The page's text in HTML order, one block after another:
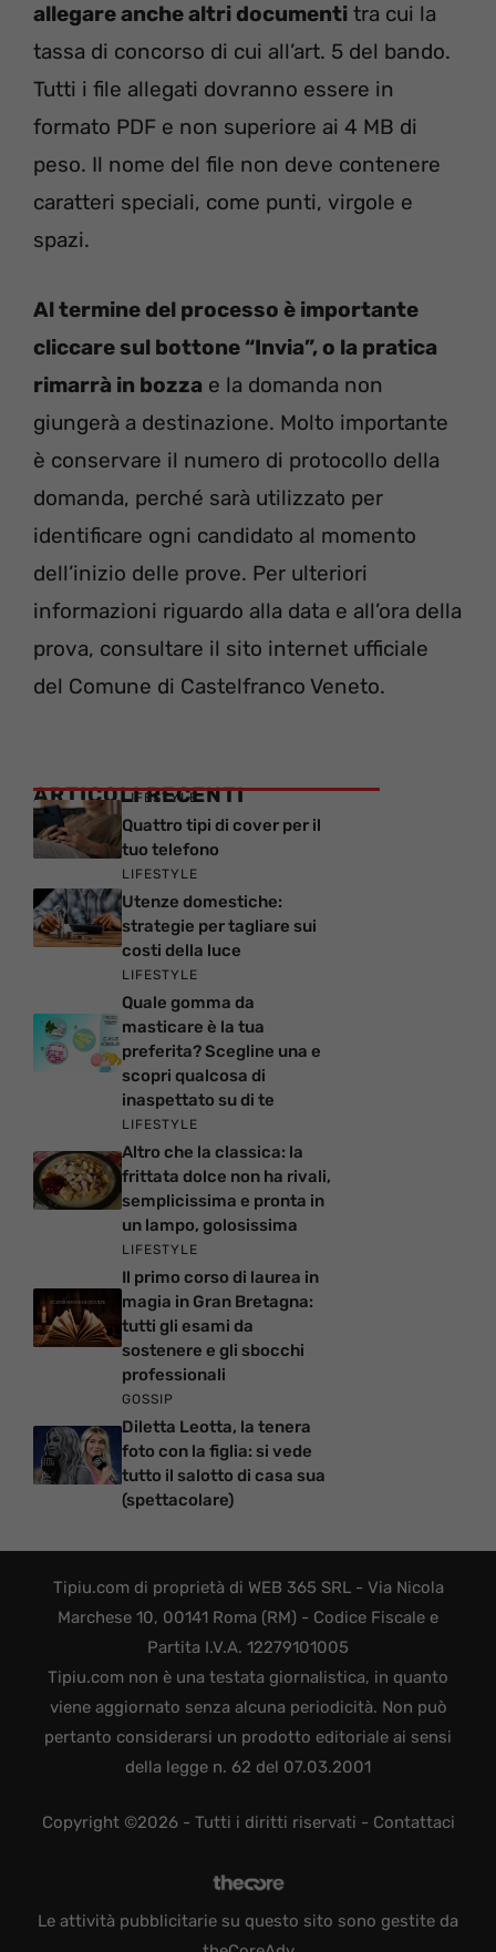
allegare anche altri documenti tra cui la
tassa di concorso di cui all’art. 5 del bando.
Tutti i file allegati dovranno essere in
formato PDF e non superiore ai 4 MB di
peso. Il nome del file non deve contenere
caratteri speciali, come punti, virgole e
spazi.
Al termine del processo è importante
cliccare sul bottone “Invia”, o la pratica
rimarrà in bozza e la domanda non
giungerà a destinazione. Molto importante
è conservare il numero di protocollo della
domanda, perché sarà utilizzato per
identificare ogni candidato al momento
dell’inizio delle prove. Per ulteriori
informazioni riguardo alla data e all’ora della
prova, consultare il sito internet ufficiale
del Comune di Castelfranco Veneto.
ARTICOLI RECENTI
LIFESTYLE
Quattro tipi di cover per il
tuo telefono
LIFESTYLE
Utenze domestiche:
strategie per tagliare sui
costi della luce
LIFESTYLE
Quale gomma da
masticare è la tua
preferita? Scegline una e
scopri qualcosa di
inaspettato su di te
LIFESTYLE
Altro che la classica: la
frittata dolce non ha rivali,
semplicissima e pronta in
un lampo, golosissima
LIFESTYLE
Il primo corso di laurea in
magia in Gran Bretagna:
tutti gli esami da
sostenere e gli sbocchi
professionali
GOSSIP
Diletta Leotta, la tenera
foto con la figlia: si vede
tutto il salotto di casa sua
(spettacolare)
Tipiu.com di proprietà di WEB 365 SRL - Via Nicola
Marchese 10, 00141 Roma (RM) - Codice Fiscale e
Partita I.V.A. 12279101005
Tipiu.com non è una testata giornalistica, in quanto
viene aggiornato senza alcuna periodicità. Non può
pertanto considerarsi un prodotto editoriale ai sensi
della legge n. 62 del 07.03.2001
Copyright ©2026 - Tutti i diritti riservati - Contattaci
Le attività pubblicitarie su questo sito sono gestite da